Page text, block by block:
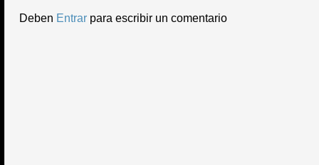
Deben Entrar para escribir un comentario